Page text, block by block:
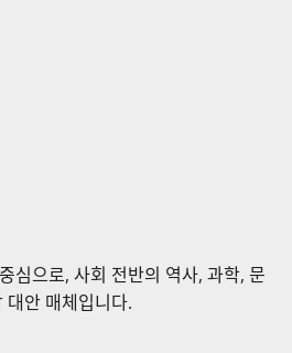
심으로, 사회 전반의 역사, 과학, 문
대안 매체입니다.